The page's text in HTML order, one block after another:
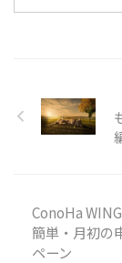
へのフライトは、
シアの戦争により
過できないため、
も増えており、それ
ConoHa
簡単・月初の
ペーン